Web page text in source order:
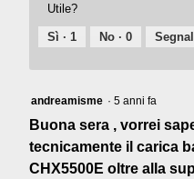
Utile?
Sì · 1 No ·0
andreamisme · 5 anni fa
Buona sera , vorrei
tecnicamente il carica
CHX5500E oltre alla